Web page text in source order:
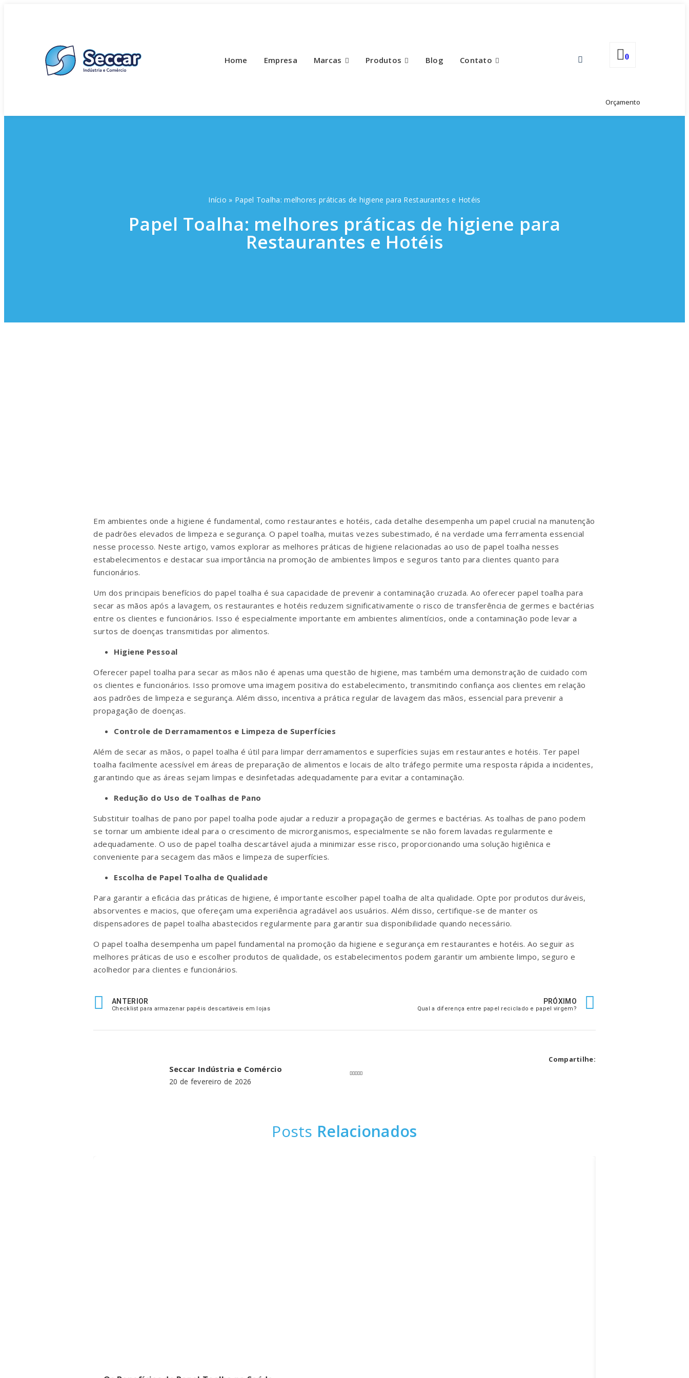
Home Empresa Marcas Produtos Blog Contato 0
Orçamento
Início » Papel Toalha: melhores práticas de higiene para Restaurantes e Hotéis
Papel Toalha: melhores práticas de higiene para
Restaurantes e Hotéis
Em ambientes onde a higiene é fundamental, como restaurantes e hotéis, cada detalhe desempenha um papel crucial na manutenção
de padrões elevados de limpeza e segurança. O papel toalha, muitas vezes subestimado, é na verdade uma ferramenta essencial
nesse processo. Neste artigo, vamos explorar as melhores práticas de higiene relacionadas ao uso de papel toalha nesses
estabelecimentos e destacar sua importância na promoção de ambientes limpos e seguros tanto para clientes quanto para
funcionários.
Um dos principais benefícios do papel toalha é sua capacidade de prevenir a contaminação cruzada. Ao oferecer papel toalha para
secar as mãos após a lavagem, os restaurantes e hotéis reduzem significativamente o risco de transferência de germes e bactérias
entre os clientes e funcionários. Isso é especialmente importante em ambientes alimentícios, onde a contaminação pode levar a
surtos de doenças transmitidas por alimentos.
Higiene Pessoal
Oferecer papel toalha para secar as mãos não é apenas uma questão de higiene, mas também uma demonstração de cuidado com
os clientes e funcionários. Isso promove uma imagem positiva do estabelecimento, transmitindo confiança aos clientes em relação
aos padrões de limpeza e segurança. Além disso, incentiva a prática regular de lavagem das mãos, essencial para prevenir a
propagação de doenças.
Controle de Derramamentos e Limpeza de Superfícies
Além de secar as mãos, o papel toalha é útil para limpar derramamentos e superfícies sujas em restaurantes e hotéis. Ter papel
toalha facilmente acessível em áreas de preparação de alimentos e locais de alto tráfego permite uma resposta rápida a incidentes,
garantindo que as áreas sejam limpas e desinfetadas adequadamente para evitar a contaminação.
Redução do Uso de Toalhas de Pano
Substituir toalhas de pano por papel toalha pode ajudar a reduzir a propagação de germes e bactérias. As toalhas de pano podem
se tornar um ambiente ideal para o crescimento de microrganismos, especialmente se não forem lavadas regularmente e
adequadamente. O uso de papel toalha descartável ajuda a minimizar esse risco, proporcionando uma solução higiênica e
conveniente para secagem das mãos e limpeza de superfícies.
Escolha de Papel Toalha de Qualidade
Para garantir a eficácia das práticas de higiene, é importante escolher papel toalha de alta qualidade. Opte por produtos duráveis,
absorventes e macios, que ofereçam uma experiência agradável aos usuários. Além disso, certifique-se de manter os
dispensadores de papel toalha abastecidos regularmente para garantir sua disponibilidade quando necessário.
O papel toalha desempenha um papel fundamental na promoção da higiene e segurança em restaurantes e hotéis. Ao seguir as
melhores práticas de uso e escolher produtos de qualidade, os estabelecimentos podem garantir um ambiente limpo, seguro e
acolhedor para clientes e funcionários.
ANTERIOR
Checklist para armazenar papéis descartáveis em lojas
PRÓXIMO
Qual a diferença entre papel reciclado e papel virgem?
Seccar Indústria e Comércio
20 de fevereiro de 2026
Compartilhe:
Posts Relacionados